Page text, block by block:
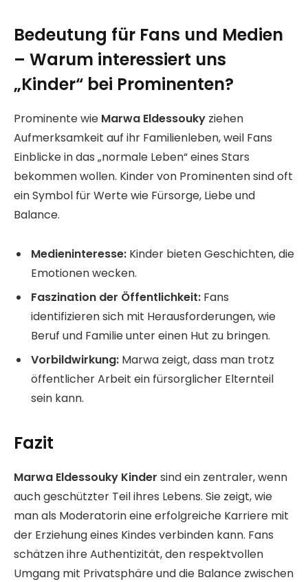
Bedeutung für Fans und Medien
– Warum interessiert uns
„Kinder“ bei Prominenten?
Prominente wie Marwa Eldessouky ziehen
Aufmerksamkeit auf ihr Familienleben, weil Fans
Einblicke in das „normale Leben“ eines Stars
bekommen wollen. Kinder von Prominenten sind oft
ein Symbol für Werte wie Fürsorge, Liebe und
Balance.
Medieninteresse: Kinder bieten Geschichten, die
Emotionen wecken.
Faszination der Öffentlichkeit: Fans
identifizieren sich mit Herausforderungen, wie
Beruf und Familie unter einen Hut zu bringen.
Vorbildwirkung: Marwa zeigt, dass man trotz
öffentlicher Arbeit ein fürsorglicher Elternteil
sein kann.
Fazit
Marwa Eldessouky Kinder sind ein zentraler, wenn
auch geschützter Teil ihres Lebens. Sie zeigt, wie
man als Moderatorin eine erfolgreiche Karriere mit
der Erziehung eines Kindes verbinden kann. Fans
schätzen ihre Authentizität, den respektvollen
Umgang mit Privatsphäre und die Balance zwischen